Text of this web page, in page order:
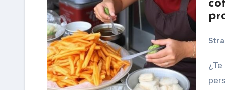
¿Te has preguntado alguna vez por qué algunas